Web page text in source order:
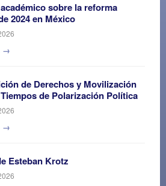
sobre la reforma
2024 en México
→
de Derechos y Movilización
de Polarización Política
→
Esteban Krotz